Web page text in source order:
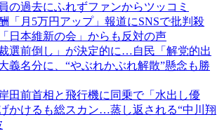
の過去にふれずファンからツッコミ
「月5万円アップ」報道にSNSで批判殺
日本維新の会」からも反対の声
選前倒し」が決定的に…自民「解党的出
義名分に、“やぶれかぶれ解散”懸念も勝
田前首相と飛行機に同乗で「水出し優
かけるも総スカン…蒸し返される“中川翔